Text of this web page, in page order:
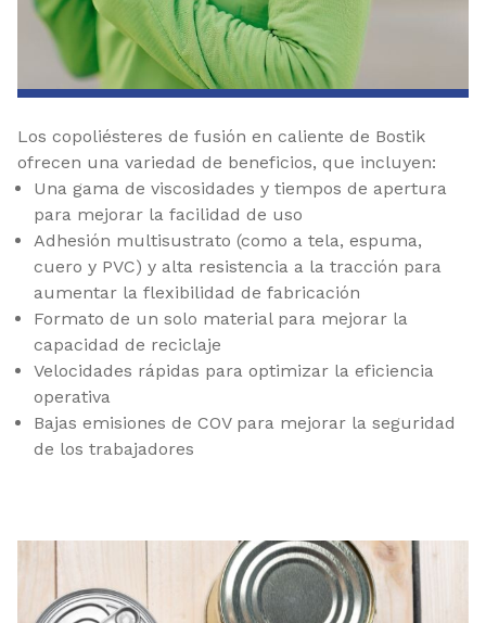
Los copoliésteres de fusión en caliente de Bostik
ofrecen una variedad de beneficios, que incluyen:
Una gama de viscosidades y tiempos de apertura
para mejorar la facilidad de uso
Adhesión multisustrato (como a tela, espuma,
cuero y PVC) y alta resistencia a la tracción para
aumentar la flexibilidad de fabricación
Formato de un solo material para mejorar la
capacidad de reciclaje
Velocidades rápidas para optimizar la eficiencia
operativa
Bajas emisiones de COV para mejorar la seguridad
de los trabajadores